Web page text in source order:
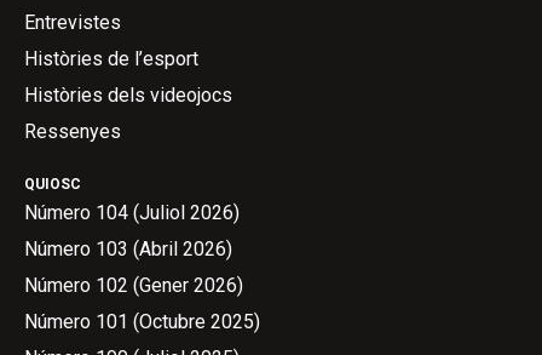
QUIOSC
Número 104 (Juliol 2026)
Número 103 (Abril 2026)
Número 102 (Gener 2026)
Número 101 (Octubre 2025)
Entrevistes
Històries de l’esport
Històries dels videojocs
Ressenyes